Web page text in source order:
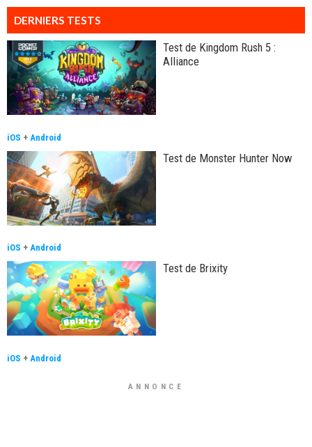
DERNIERS TESTS
Test de Kingdom Rush 5 :
Alliance
iOS + Android
Test de Monster Hunter Now
iOS + Android
Test de Brixity
iOS + Android
ANNONCE